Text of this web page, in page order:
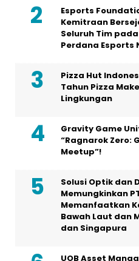
Seluruh Tim
Perdana Esports
Pizza Hut
Lingkungan
Gravity Game
Meetup”!
Solusi Optik dan
Memanfaatkan
Bawah Laut dan
dan Singapura
UOB Asset